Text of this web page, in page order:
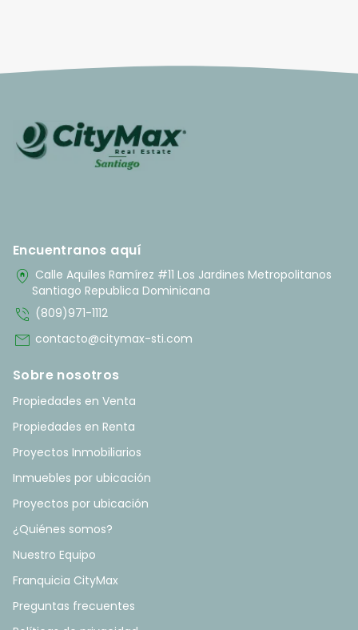
Encuentranos aquí
home_pin Calle Aquiles Ramírez #11 Los Jardines Metropolitanos
Santiago Republica Dominicana
phone_in_talk (809)971-1112
mail contacto@citymax-sti.com
Sobre nosotros
Propiedades en Venta
Propiedades en Renta
Proyectos Inmobiliarios
Inmuebles por ubicación
Proyectos por ubicación
¿Quiénes somos?
Nuestro Equipo
Franquicia CityMax
Preguntas frecuentes